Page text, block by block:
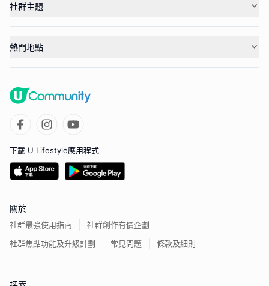
社群主題
熱門地點
下載 U Lifestyle應用程式
關於
社群最強使用指南
社群創作有價企劃
社群焦點功能及升級計劃
常見問題 條款及細則